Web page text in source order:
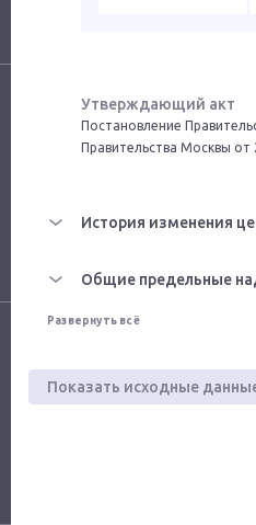
Утверждающий акт
Постановление
Правительства Москвы
История изменения
Общие предельные
Развернуть всё
Показать исходные